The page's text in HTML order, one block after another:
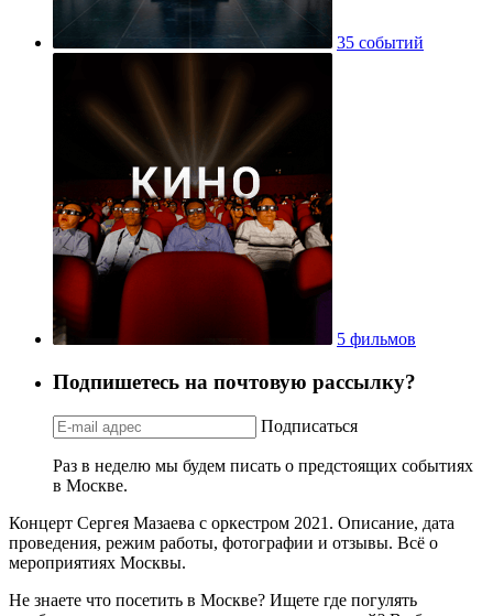
35 событий
5 фильмов
Подпишетесь на почтовую рассылку?
Подписаться
Раз в неделю мы будем писать о предстоящих событиях
в Москве.
Концерт Сергея Мазаева с оркестром 2021. Описание, дата
проведения, режим работы, фотографии и отзывы. Всё о
мероприятиях Москвы.
Не знаете что посетить в Москве? Ищете где погулять